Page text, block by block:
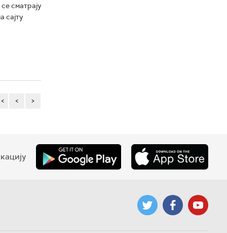
сматрају
сајту
< >